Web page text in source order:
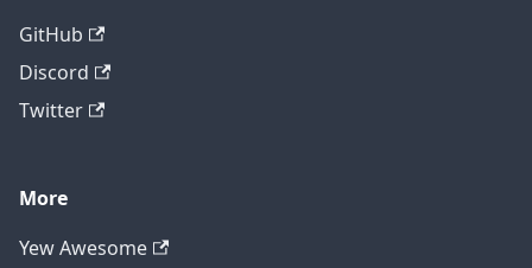
GitHub
Discord
Twitter
More
Yew Awesome